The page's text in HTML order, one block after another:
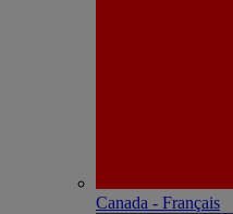
Canada - Français